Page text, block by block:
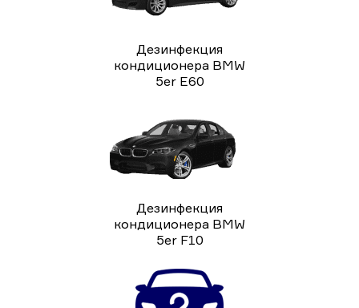
Дезинфекция
кондиционера BMW
5er E60
Дезинфекция
кондиционера BMW
5er F10